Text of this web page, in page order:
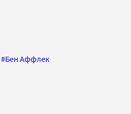
#Бен Аффлек